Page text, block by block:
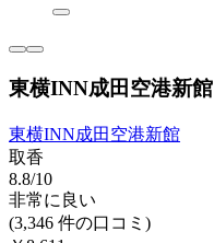
東横INN成田空港新館
東横INN成田空港新館
取香
8.8/10
非常に良い
(3,346 件の口コミ)